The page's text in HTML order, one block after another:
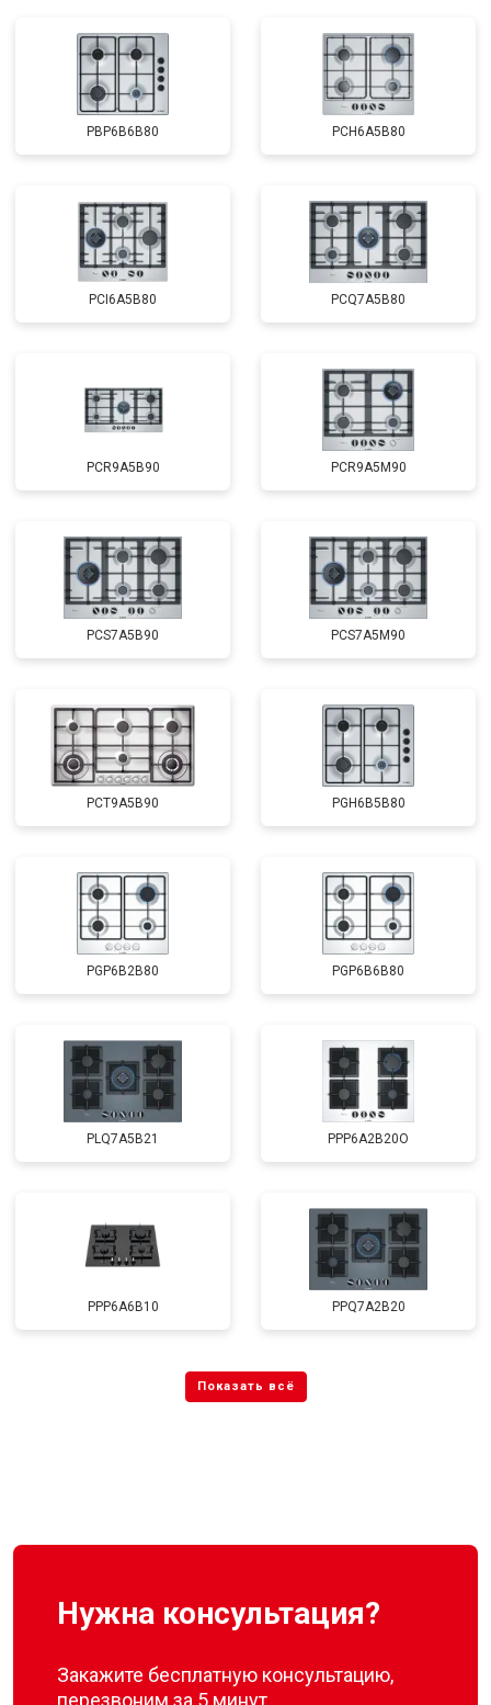
PBP6B6B80 PCH6A5B80
PCI6A5B80 PCQ7A5B80
PCR9A5B90 PCR9A5M90
PCS7A5B90 PCS7A5M90
PCT9A5B90 PGH6B5B80
PGP6B2B80 PGP6B6B80
PLQ7A5B21 PPP6A2B20O
PPP6A6B10 PPQ7A2B20
Нужна консультация?
Закажите бесплатную консультацию,
перезвоним за 5 минут